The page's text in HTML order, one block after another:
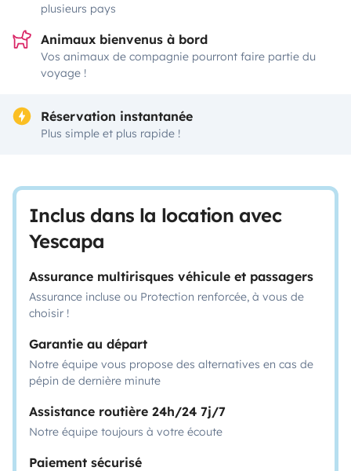
plusieurs pays
Animaux bienvenus à bord
Vos animaux de compagnie pourront faire partie du
voyage !
Réservation instantanée
Plus simple et plus rapide !
Inclus dans la location avec
Yescapa
Assurance multirisques véhicule et passagers
Assurance incluse ou Protection renforcée, à vous de
choisir !
Garantie au départ
Notre équipe vous propose des alternatives en cas de
pépin de dernière minute
Assistance routière 24h/24 7j/7
Notre équipe toujours à votre écoute
Paiement sécurisé